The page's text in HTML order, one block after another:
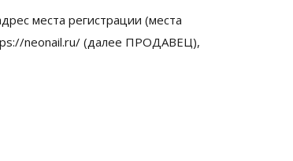
места регистрации (места
neonail.ru/ (далее ПРОДАВЕЦ),